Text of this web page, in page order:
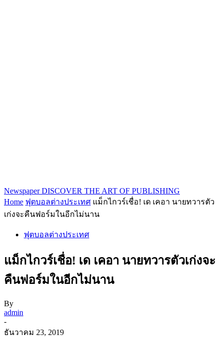
Newspaper DISCOVER THE ART OF PUBLISHING
Home ฟุตบอลต่างประเทศ แม็กไกวร์เชื่อ! เด เคอา นายทวารตัว
เก่งจะคืนฟอร์มในอีกไม่นาน
ฟุตบอลต่างประเทศ
แม็กไกวร์เชื่อ! เด เคอา นายทวารตัวเก่งจะ
คืนฟอร์มในอีกไม่นาน
By
admin
-
ธันวาคม 23, 2019